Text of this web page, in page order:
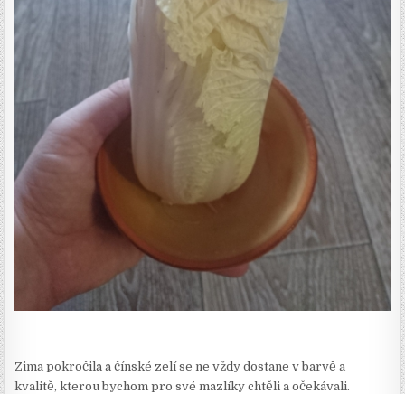
Zima pokročila a čínské zelí se ne vždy dostane v barvě a
kvalitě, kterou bychom pro své mazlíky chtěli a očekávali.